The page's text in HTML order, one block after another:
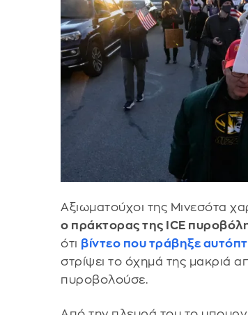
Αξιωματούχοι της Μινεσότα
ο πράκτορας της ICE
ότι βίντεο που τράβηξε
στρίψει το όχημά της μακριά
πυροβολούσε.